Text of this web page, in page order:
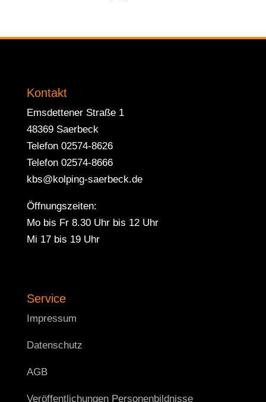
Kontakt
Emsdettener Straße 1
48369 Saerbeck
Telefon 02574-8626
Telefon 02574-8666
kbs@kolping-saerbeck.de
Öffnungszeiten:
Mo bis Fr 8.30 Uhr bis 12 Uhr
Mi 17 bis 19 Uhr
Service
Impressum
Datenschutz
AGB
Veröffentlichungen Personenbildnisse